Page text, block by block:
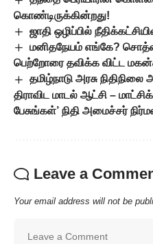
கொண்டிருக்கின்றது!
ஜாதி ஒழிப்பில்
மனிதநேயம் எங்கே?
பெற்றோரை தவிக்க விட்ட
தமிழ்நாடு அரசு
திராவிட மாடல் ஆட்சி –
பேசுங்கள்’ நிதி அமைச்சர்
Leave a
Your email address will not be